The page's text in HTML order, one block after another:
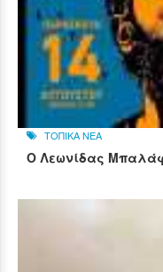
ΤΟΠΙΚΑ ΝΕΑ
Ο Λεωνίδας